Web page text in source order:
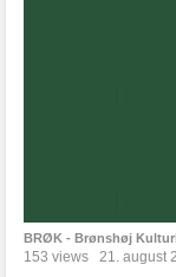
BRØK - Brønshøj
153 views 21. august